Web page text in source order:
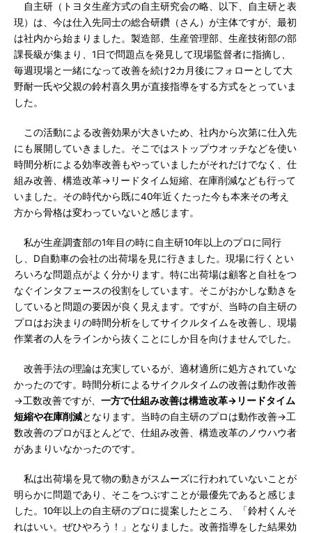
自主研（トヨタ生産方式の自主研究会の略、以下、自主研と表
現）は、今は仕入先同士の総合研鑽（さん）が主体ですが、最初
は社内から始まりました。製造部、生産管理部、生産技術部の部
課長級が集まり、1日で問題点を発見して現場監督者に指摘し、
毎週現場と一緒になって改善を続け2カ月後にフォローとして大
野耐一氏や父親の鈴村喜久男が直接指導をする方式をとっていま
した。
この活動による改善効果が大きいため、社内から次第に仕入先
にも展開していきました。そこではストップウオッチなどを使い
時間分析による効率改善もやっていましたがそれだけでなく、仕
組み改善、構造改革→リードタイム短縮、在庫削減なども行って
いました。その時代から既に40年近くたった今も本来その考え
方から骨格は変わっていないと感じます。
私が生産調査部の1年目の時に自主研10年以上のプロに同行
し、D自動車の会社の出荷場を見に行きました。現場に行くとい
ろいろな問題点がよく分かります。特に出荷場は顧客と自社をつ
なぐインタフェースの役割をしています。そこがおかしな動きを
していると問題の要因が良く見えます。ですが、当時の自主研の
プロはお決まりの時間分析をしてサイクルタイムを改善し、現場
作業者の人をラインから抜くことにしか目を向けませんでした。
改善手法の理論は充実しているが、適材適所に処方されていな
かったのです。時間分析によるサイクルタイムの改善は動作改善
→工数改善ですが、 一方で仕組み改善は構造改革→リードタイム
短縮や在庫削減となります。当時の自主研のプロは動作改善→工
数改善のプロがほとんどで、仕組み改善、構造改革のノウハウ者
があまりいなかったのです。
私は出荷場を見て物の動きがスムーズに行われていないことが
明らかに問題であり、そこをつぶすことが最優先であると感じま
した。10年以上の自主研のプロに提案したところ、「鈴村くんそ
れはいい。ぜひやろう！」となりました。改善指導をした結果効